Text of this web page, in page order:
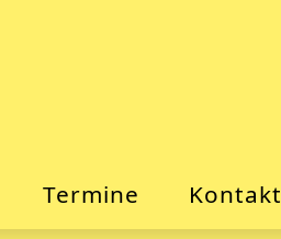
Termine Kontakt